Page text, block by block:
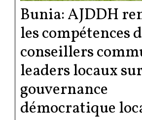
Bunia: AJDDH
les compétences
conseillers
leaders locaux
gouvernance
démocratique